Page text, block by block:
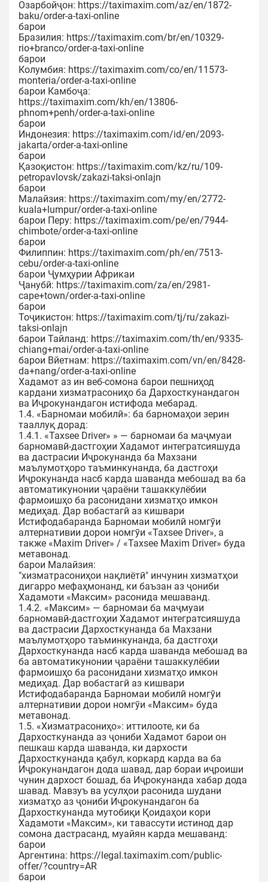
Озарбойҷон: https://taximaxim.com/az/en/1872-
baku/order-a-taxi-online
барои
Бразилия: https://taximaxim.com/br/en/10329-
rio+branco/order-a-taxi-online
барои
Колумбия: https://taximaxim.com/co/en/11573-
monteria/order-a-taxi-online
барои Камбоҷа:
https://taximaxim.com/kh/en/13806-
phnom+penh/order-a-taxi-online
барои
Индонезия: https://taximaxim.com/id/en/2093-
jakarta/order-a-taxi-online
барои
Қазоқистон: https://taximaxim.com/kz/ru/109-
petropavlovsk/zakazi-taksi-onlajn
барои
Малайзия: https://taximaxim.com/my/en/2772-
kuala+lumpur/order-a-taxi-online
барои Перу: https://taximaxim.com/pe/en/7944-
chimbote/order-a-taxi-online
барои
Филиппин: https://taximaxim.com/ph/en/7513-
cebu/order-a-taxi-online
барои Ҷумҳурии Африкаи
Ҷанубӣ: https://taximaxim.com/za/en/2981-
cape+town/order-a-taxi-online
барои
Тоҷикистон: https://taximaxim.com/tj/ru/zakazi-
taksi-onlajn
барои Тайланд: https://taximaxim.com/th/en/9335-
chiang+mai/order-a-taxi-online
барои Вйетнам: https://taximaxim.com/vn/en/8428-
da+nang/order-a-taxi-online
Хадамот аз ин веб-сомона барои пешниҳод
кардани хизматрасониҳо ба Дархосткунандагон
ва Иҷрокунандагон истифода мебарад.
1.4. «Барномаи мобилӣ»: ба барномаҳои зерин
тааллуқ дорад:
1.4.1. «Taxsee Driver» » — барномаи ба маҷмуаи
барномавӣ-дастгоҳии Хадамот интегратсияшуда
ва дастрасии Иҷрокунанда ба Махзани
маълумотҳоро таъминкунанда, ба дастгоҳи
Иҷрокунанда насб карда шаванда мебошад ва ба
автоматикунонии ҷараёни ташаккулёбии
фармоишҳо ба расонидани хизматҳо имкон
медиҳад. Дар вобастагӣ аз кишвари
Истифодабаранда Барномаи мобилӣ номгӯи
алтернативии дорои номгӯи «Taxsee Driver», а
также «Maxim Driver» / «Taxsee Maxim Driver» буда
метавонад.
барои Малайзия:
"хизматрасониҳои нақлиётӣ" инчунин хизматҳои
дигарро мефаҳмонанд, ки баъзан аз ҷониби
Хадамоти «Максим» расонида мешаванд.
1.4.2. «Максим» — барномаи ба маҷмуаи
барномавӣ-дастгоҳии Хадамот интегратсияшуда
ва дастрасии Дархосткунанда ба Махзани
маълумотҳоро таъминкунанда, ба дастгоҳи
Дархосткунанда насб карда шаванда мебошад ва
ба автоматикунонии ҷараёни ташаккулёбии
фармоишҳо ба расонидани хизматҳо имкон
медиҳад. Дар вобастагӣ аз кишвари
Истифодабаранда Барномаи мобилӣ номгӯи
алтернативии дорои номгӯи «Максим» буда
метавонад.
1.5. «Хизматрасониҳо»: иттилооте, ки ба
Дархосткунанда аз ҷониби Хадамот барои он
пешкаш карда шаванда, ки дархости
Дархосткунанда қабул, коркард карда ва ба
Иҷрокунандагон дода шавад, дар бораи иҷроиши
чунин дархост бошад, ба Иҷрокунанда хабар дода
шавад. Мавзуъ ва усулҳои расонида шудани
хизматҳо аз ҷониби Иҷрокунандагон ба
Дархосткунанда мутобиқи Қоидаҳои кори
Хадамоти «Максим», ки тавассути истинод дар
сомона дастрасанд, муайян карда мешаванд:
барои
Аргентина: https://legal.taximaxim.com/public-
offer/?country=AR
барои